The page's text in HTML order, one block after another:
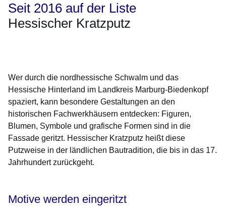
Seit 2016 auf der Liste
Hessischer Kratzputz
Wer durch die nordhessische Schwalm und das
Hessische Hinterland im Landkreis Marburg-Biedenkopf
spaziert, kann besondere Gestaltungen an den
historischen Fachwerkhäusern entdecken: Figuren,
Blumen, Symbole und grafische Formen sind in die
Fassade geritzt. Hessischer Kratzputz heißt diese
Putzweise in der ländlichen Bautradition, die bis in das 17.
Jahrhundert zurückgeht.
Motive werden eingeritzt